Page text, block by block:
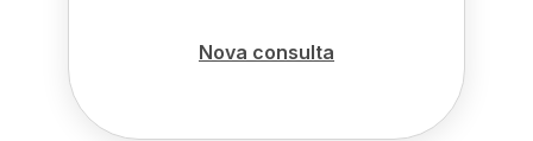
Nova consulta